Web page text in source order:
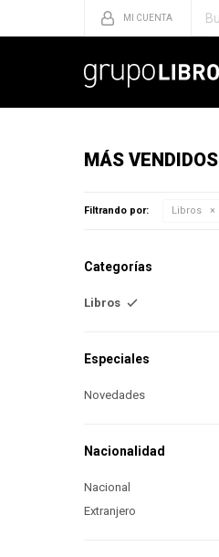
MÁS VENDIDOS
Filtrando por: Libros
Categorías
Libros
Especiales
Novedades
Nacionalidad
Nacional
Extranjero